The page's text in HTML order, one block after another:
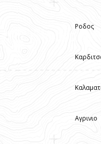
Ροδος
Αγρινιο